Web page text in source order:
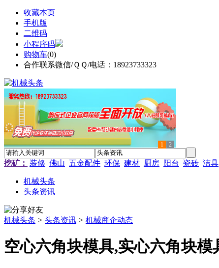
收藏本页
手机版
二维码
小程序码
购物车(0)
合作联系微信/ＱＱ/电话：18923733323
1 2
挖矿： 装修 佛山 五金配件 环保 建材 厨房 阳台 瓷砖 洁具
机械头条
头条资讯
机械头条 > 头条资讯 > 机械商企动态
空心六角块模具,实心六角块模